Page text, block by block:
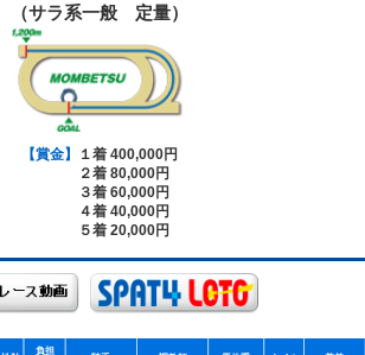
（サラ系一般 定量）
【賞金】
１着 400,000円
２着 80,000円
３着 60,000円
４着 40,000円
５着 20,000円
負担